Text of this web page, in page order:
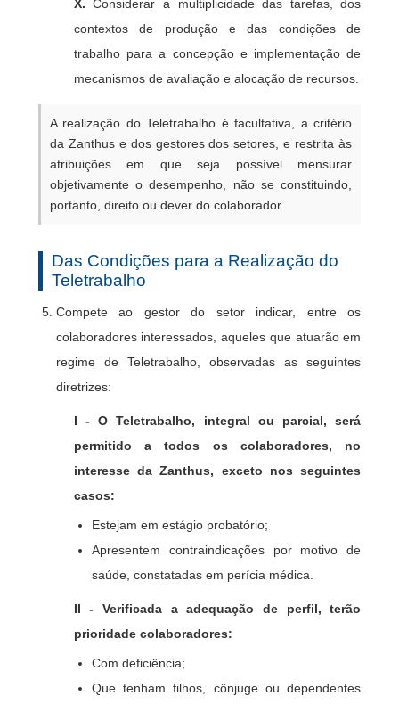
X. Considerar a multiplicidade das tarefas, dos
contextos de produção e das condições de
trabalho para a concepção e implementação de
mecanismos de avaliação e alocação de recursos.
A realização do Teletrabalho é facultativa, a critério
da Zanthus e dos gestores dos setores, e restrita às
atribuições em que seja possível mensurar
objetivamente o desempenho, não se constituindo,
portanto, direito ou dever do colaborador.
Das Condições para a Realização do
Teletrabalho
Compete ao gestor do setor indicar, entre os
colaboradores interessados, aqueles que atuarão em
regime de Teletrabalho, observadas as seguintes
diretrizes:
I - O Teletrabalho, integral ou parcial, será
permitido a todos os colaboradores, no
interesse da Zanthus, exceto nos seguintes
casos:
Estejam em estágio probatório;
Apresentem contraindicações por motivo de
saúde, constatadas em perícia médica.
II - Verificada a adequação de perfil, terão
prioridade colaboradores:
Com deficiência;
Que tenham filhos, cônjuge ou dependentes